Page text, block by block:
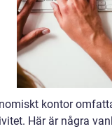
kontor
Här är några